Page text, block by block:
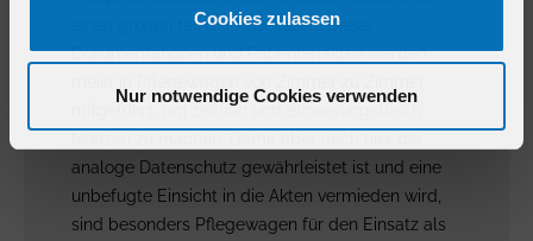
Cookies zulassen
Nur notwendige Cookies verwenden
einen großen teil der Arbeitszeit. Diese
Dokumentationen und Patientenakten werden
mitgeführt, um zeitnah und erinnerungsfrisch
analoge Datenschutz gewährleistet ist und eine
unbefugte Einsicht in die Akten vermieden wird,
sind besonders Pflegewagen für den Einsatz als